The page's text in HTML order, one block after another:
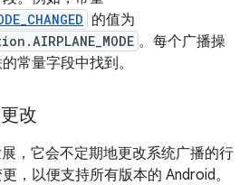
的值为
。每个广播操
常量字段中找到。
改
，它会不定期地更改系统广播的行
，以便支持所有版本的 Android。